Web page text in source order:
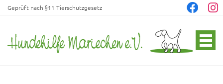
Geprüft nach §11 Tierschutzgesetz